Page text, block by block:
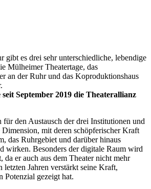
gibt es drei sehr unterschiedliche, lebendige
Mülheimer Theatertage, das
an der Ruhr und das Koproduktionshaus
seit September 2019 die Theaterallianz
den Austausch der drei Institutionen und
mit deren schöpferischer Kraft
das Ruhrgebiet und darüber hinaus
wirken. Besonders der digitale Raum wird
da er auch aus dem Theater nicht mehr
letzten Jahren verstärkt seine Kraft,
Potenzial gezeigt hat.